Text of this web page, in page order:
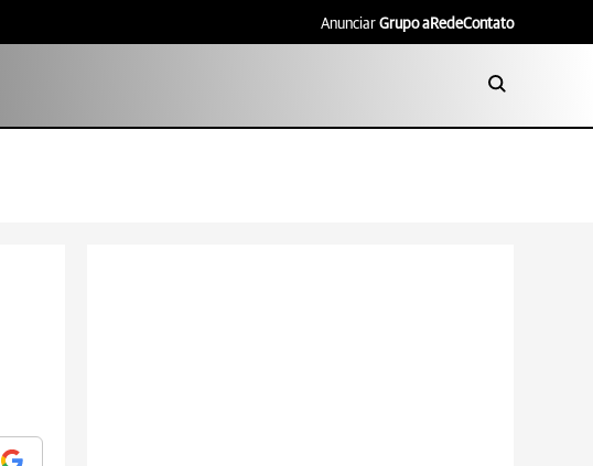
Anunciar Grupo aRedeContato